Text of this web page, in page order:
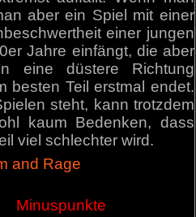
aber ein Spiel mit einer
einer jungen
Jahre einfängt, die aber
eine düstere Richtung
besten Teil erstmal endet.
steht, kann trotzdem
kaum Bedenken, dass
viel schlechter wird.
Minuspunkte